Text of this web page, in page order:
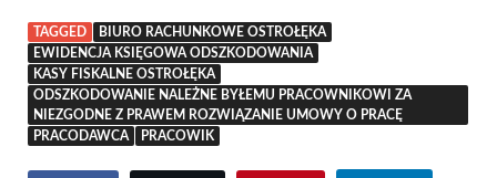
TAGGED
BIURO RACHUNKOWE OSTROŁĘKA
EWIDENCJA KSIĘGOWA ODSZKODOWANIA
KASY FISKALNE OSTROŁĘKA
ODSZKODOWANIE NALEŻNE BYŁEMU PRACOWNIKOWI ZA
NIEZGODNE Z PRAWEM ROZWIĄZANIE UMOWY O PRACĘ
PRACODAWCA
PRACOWIK